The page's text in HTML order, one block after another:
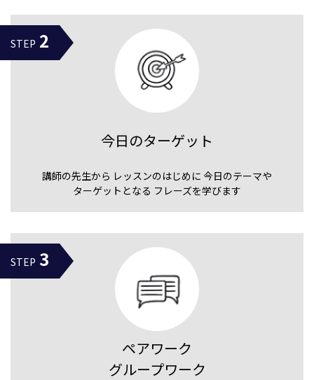
STEP 2
今日のターゲット
講師の先生から レッスンのはじめに 今日のテーマや
ターゲットとなる フレーズを学びます
STEP 3
ペアワーク
グループワーク